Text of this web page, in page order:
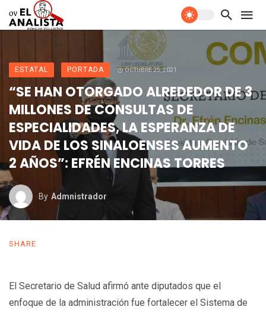
ESTATAL PORTADA OCTUBRE 25, 2021
“SE HAN OTORGADO ALREDEDOR DE 3
MILLONES DE CONSULTAS DE
ESPECIALIDADES, LA ESPERANZA DE
VIDA DE LOS SINALOENSES AUMENTO
2 AÑOS”: EFRÉN ENCINAS TORRES
By Admnistrador
SHARE
El Secretario de Salud afirmó ante diputados que el
enfoque de la administración fue fortalecer el Sistema de